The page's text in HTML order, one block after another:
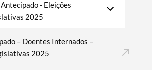
- Eleições
2025
– Doentes Internados –
2025